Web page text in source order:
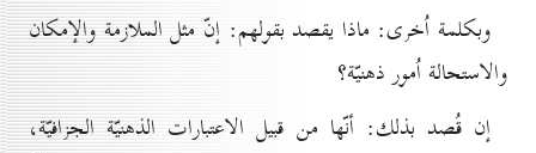
وبكلمة اُخرى: ماذا يقصد بقولهم: إنّ مثل الملازمة والإمكان
والاستحالة اُمور ذهنيّة؟
إن قُصد بذلك: أنّها من قبيل الاعتبارات الذهنيّة الجزافيّة،